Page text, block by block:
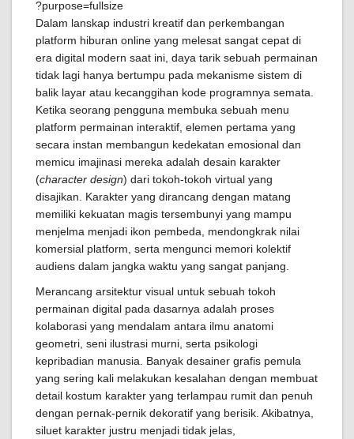
Dalam lanskap industri kreatif dan perkembangan
platform hiburan online yang melesat sangat cepat di
era digital modern saat ini, daya tarik sebuah permainan
tidak lagi hanya bertumpu pada mekanisme sistem di
balik layar atau kecanggihan kode programnya semata.
Ketika seorang pengguna membuka sebuah menu
platform permainan interaktif, elemen pertama yang
secara instan membangun kedekatan emosional dan
memicu imajinasi mereka adalah desain karakter
(character design) dari tokoh-tokoh virtual yang
disajikan. Karakter yang dirancang dengan matang
memiliki kekuatan magis tersembunyi yang mampu
menjelma menjadi ikon pembeda, mendongkrak nilai
komersial platform, serta mengunci memori kolektif
audiens dalam jangka waktu yang sangat panjang.
Merancang arsitektur visual untuk sebuah tokoh
permainan digital pada dasarnya adalah proses
kolaborasi yang mendalam antara ilmu anatomi
geometri, seni ilustrasi murni, serta psikologi
kepribadian manusia. Banyak desainer grafis pemula
yang sering kali melakukan kesalahan dengan membuat
detail kostum karakter yang terlampau rumit dan penuh
dengan pernak-pernik dekoratif yang berisik. Akibatnya,
siluet karakter justru menjadi tidak jelas,